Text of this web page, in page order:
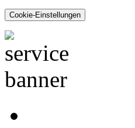
Cookie-Einstellungen